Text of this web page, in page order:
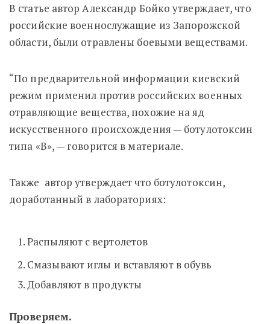
В статье автор Александр Бойко утверждает, что
российские военнослужащие из Запорожской
области, были отравлены боевыми веществами.
“По предварительной информации киевский
режим применил против российских военных
отравляющие вещества, похожие на яд
искусственного происхождения — ботулотоксин
типа «В», — говорится в материале.
Также автор утверждает что ботулотоксин,
доработанный в лабораториях:
Распыляют с вертолетов
Смазывают иглы и вставляют в обувь
Добавляют в продукты
Проверяем.